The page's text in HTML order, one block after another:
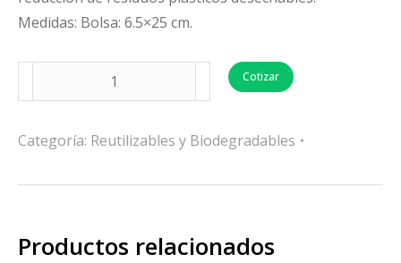
Medidas: Bolsa: 6.5×25 cm.
Cotizar
Categoría: Reutilizables y Biodegradables
Productos relacionados